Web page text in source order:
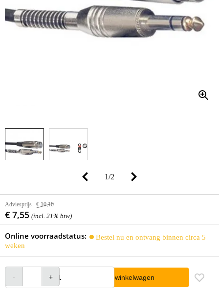
1/2
Adviesprijs € 10,10
€ 7,55 (incl. 21% btw)
Online voorraadstatus:
Bestel nu en ontvang binnen circa 5
weken
In winkelwagen